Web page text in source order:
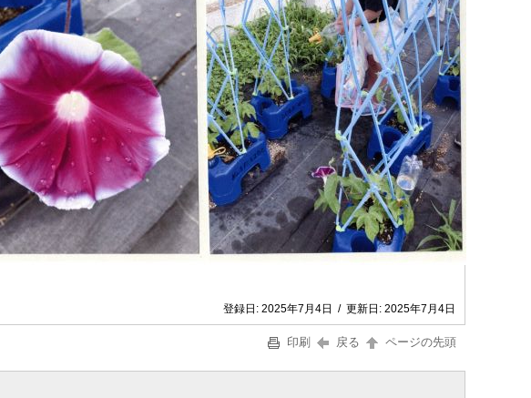
登録日: 2025年7月4日 / 更新日: 2025年7月4日
印刷 戻る ページの先頭